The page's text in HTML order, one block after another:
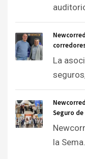
La
Seguro
la